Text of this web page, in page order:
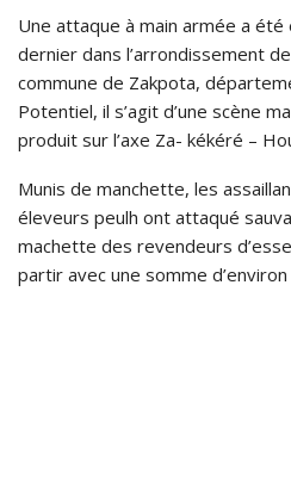
Une attaque à main armée a
dernier dans l’arrondissement
commune de Zakpota,
Potentiel, il s’agit d’une scène
produit sur l’axe Za- kékéré –
Munis de manchette, les
éleveurs peulh ont attaqué
machette des revendeurs
partir avec une somme d’environ